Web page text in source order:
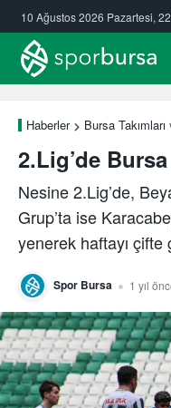
10 Ağustos 2026 Pazartesi,
Haberler Bursa Takımları
2.Lig’de
Nesine 2.Lig’de,
Grup’ta ise
yenerek haftayı çifte
Spor Bursa 1 yıl